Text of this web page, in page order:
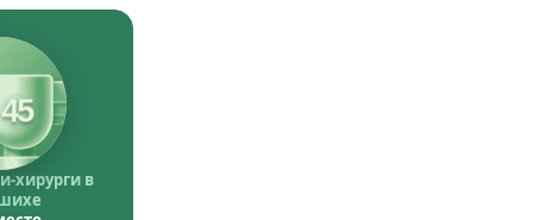
45
хирурги в